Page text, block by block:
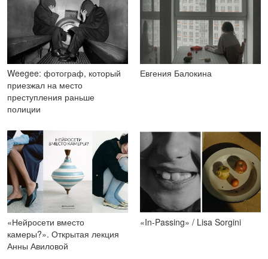
Weegee: фотограф, который
приезжал на место
преступления раньше
полиции
Евгения Балокина
«Нейросети вместо
камеры?». Открытая лекция
Анны Авиловой
«In-Passing» / Lisa Sorgini